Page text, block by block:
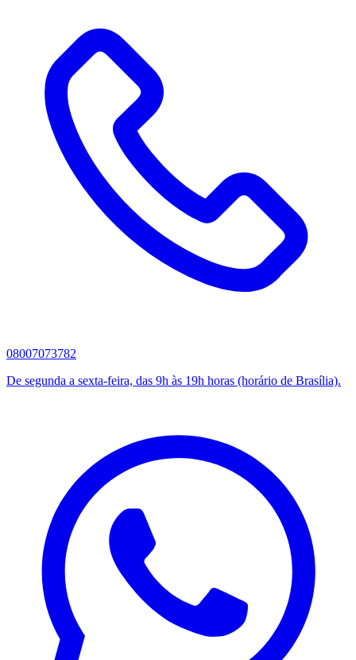
08007073782
De segunda a sexta-feira, das 9h às 19h horas (horário de Brasília).